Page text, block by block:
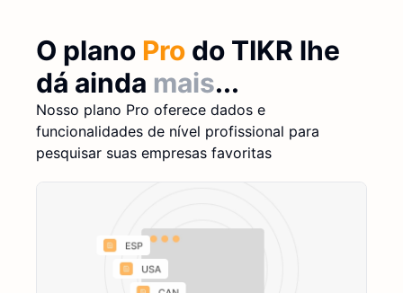
O plano Pro do TIKR lhe
dá ainda mais...
Nosso plano Pro oferece dados e
funcionalidades de nível profissional para
pesquisar suas empresas favoritas